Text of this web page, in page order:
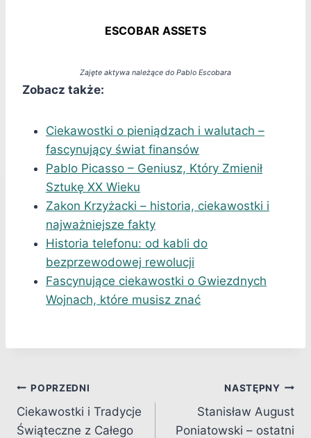
ESCOBAR ASSETS
Zajęte aktywa należące do Pablo Escobara
Zobacz także:
Ciekawostki o pieniądzach i walutach –
fascynujący świat finansów
Pablo Picasso – Geniusz, Który Zmienił
Sztukę XX Wieku
Zakon Krzyżacki – historia, ciekawostki i
najważniejsze fakty
Historia telefonu: od kabli do
bezprzewodowej rewolucji
Fascynujące ciekawostki o Gwiezdnych
Wojnach, które musisz znać
Nawigacja
wpisu
POPRZEDNI
Ciekawostki i Tradycje
Świąteczne z Całego
NASTĘPNY
Stanisław August
Poniatowski – ostatni